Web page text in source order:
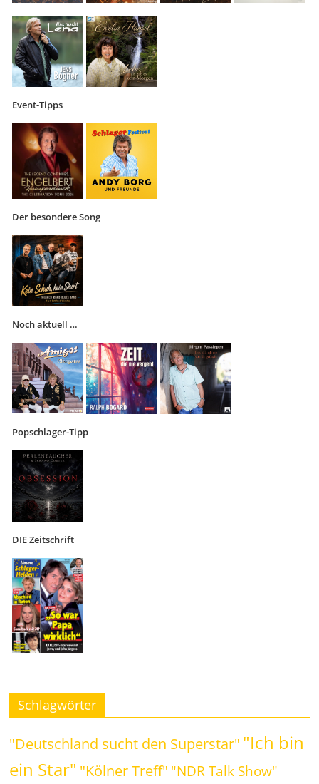
Event-Tipps
Der besondere Song
Noch aktuell …
Popschlager-Tipp
DIE Zeitschrift
Schlagwörter
"Deutschland sucht den Superstar" "Ich bin
ein Star" "Kölner Treff" "NDR Talk Show"